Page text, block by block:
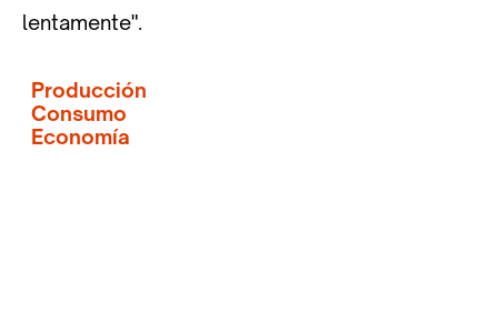
lentamente".
Producción
Consumo
Economía